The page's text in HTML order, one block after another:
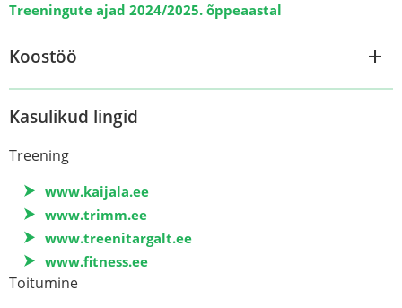
Treeningute ajad 2024/2025. õppeaastal
Koostöö
Kasulikud lingid
Treening
www.kaijala.ee
www.trimm.ee
www.treenitargalt.ee
www.fitness.ee
Toitumine